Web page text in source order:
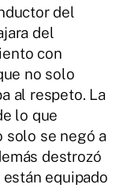
del
del
con
no solo
al respeto. La
lo que
solo se negó a
destrozó
equipado